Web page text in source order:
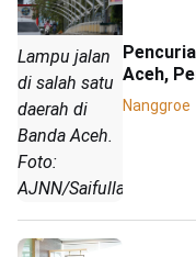
Lampu jalan
di salah satu
daerah di
Banda Aceh.
Foto:
AJNN/Saifullah
Aceh,
Nanggroe